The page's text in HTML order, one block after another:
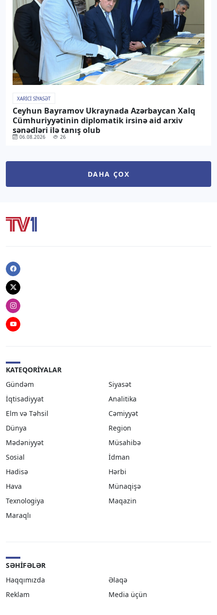
XARICI SIYASƏT
Ceyhun Bayramov Ukraynada Azərbaycan Xalq
Cümhuriyyətinin diplomatik irsinə aid arxiv
sənədləri ilə tanış olub
06.08.2026 26
DAHA ÇOX
Facebook
Twitter
Instagram
Youtube
KATEQORIYALAR
Gündəm
Siyasət
İqtisadiyyat
Analitika
Elm və Təhsil
Cəmiyyət
Dünya
Region
Mədəniyyət
Müsahibə
Sosial
İdman
Hadisə
Hərbi
Hava
Münaqişə
Texnologiya
Maqazin
Maraqlı
SƏHIFƏLƏR
Haqqımızda
Əlaqə
Reklam
Media üçün